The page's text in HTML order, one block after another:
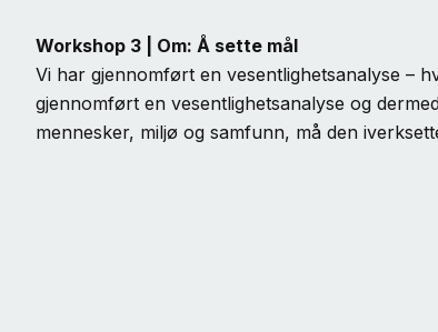
Workshop 3 | Om: Å sette mål
Vi har gjennomført en vesentlighetsanalyse –
gjennomført en vesentlighetsanalyse og
mennesker, miljø og samfunn, må den